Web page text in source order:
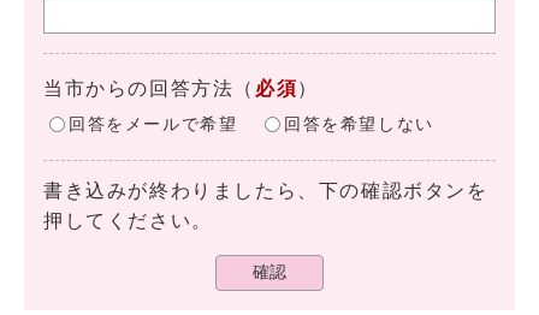
当市からの回答方法 （ 必須）
回答をメールで希望 回答を希望しない
書き込みが終わりましたら、下の確認ボタンを
押してください。
確認